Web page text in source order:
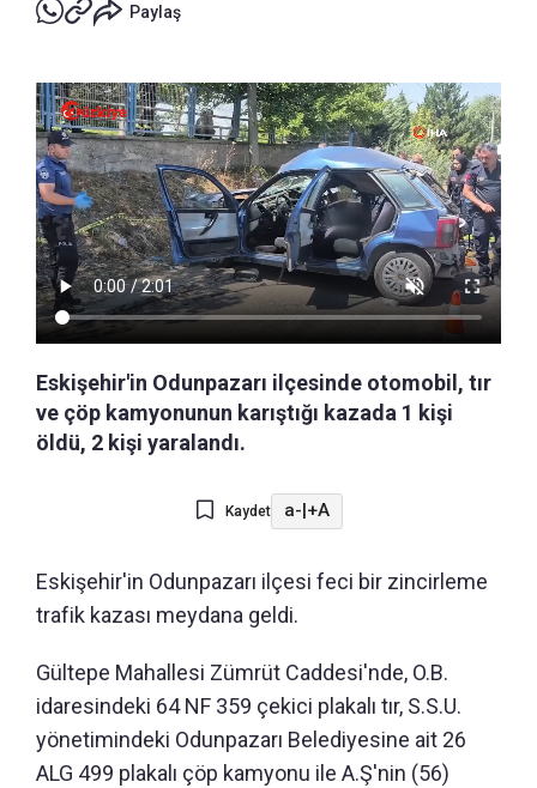
Paylaş
Eskişehir'in Odunpazarı ilçesinde otomobil, tır
ve çöp kamyonunun karıştığı kazada 1 kişi
öldü, 2 kişi yaralandı.
Kaydet a-|+A
Eskişehir'in Odunpazarı ilçesi feci bir zincirleme
trafik kazası meydana geldi.
Gültepe Mahallesi Zümrüt Caddesi'nde, O.B.
idaresindeki 64 NF 359 çekici plakalı tır, S.S.U.
yönetimindeki Odunpazarı Belediyesine ait 26
ALG 499 plakalı çöp kamyonu ile A.Ş'nin (56)